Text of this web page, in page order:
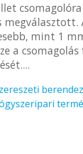
mint 1
a